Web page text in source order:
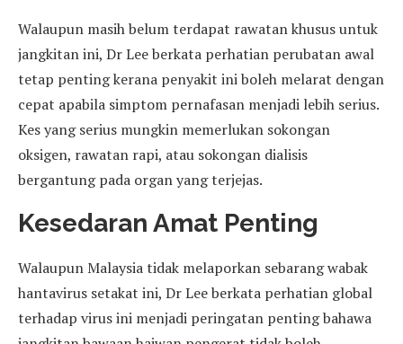
Walaupun masih belum terdapat rawatan khusus untuk
jangkitan ini, Dr Lee berkata perhatian perubatan awal
tetap penting kerana penyakit ini boleh melarat dengan
cepat apabila simptom pernafasan menjadi lebih serius.
Kes yang serius mungkin memerlukan sokongan
oksigen, rawatan rapi, atau sokongan dialisis
bergantung pada organ yang terjejas.
Kesedaran Amat Penting
Walaupun Malaysia tidak melaporkan sebarang wabak
hantavirus setakat ini, Dr Lee berkata perhatian global
terhadap virus ini menjadi peringatan penting bahawa